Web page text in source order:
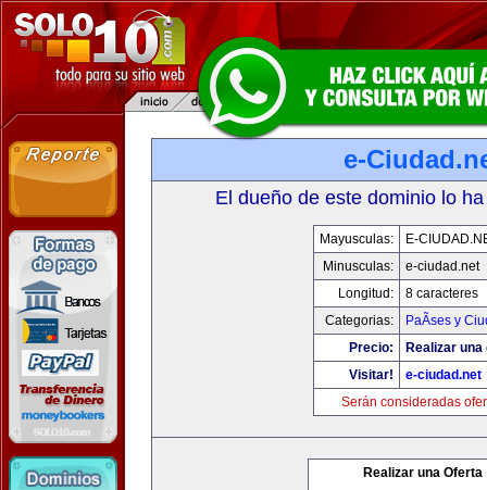
e-
El dueño de este dominio lo
Mayusculas:
E-
Minusculas:
e-ciudad.net
Longitud:
8 caracteres
Categorias:
PaÃ­ses y
Precio:
Realizar
Visitar!
e-ciudad.net
Serán consideradas
Realizar una Oferta